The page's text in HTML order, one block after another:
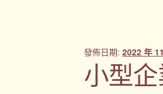
發佈日期:2022 年
小型